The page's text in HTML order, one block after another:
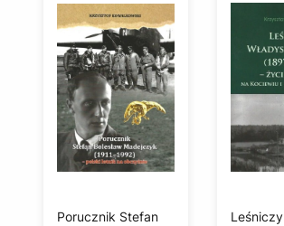
Porucznik Stefan
Leśniczy